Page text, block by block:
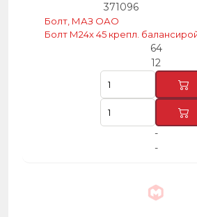
371096
Болт, МАЗ ОАО
Болт М24х 45 крепл.
64
12
-
-